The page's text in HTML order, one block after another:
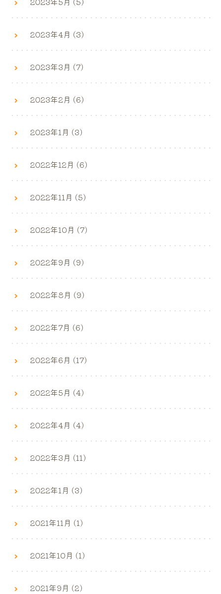
2023年4月 (3)
2023年3月 (7)
2023年2月 (6)
2023年1月 (3)
2022年12月 (6)
2022年11月 (5)
2022年10月 (7)
2022年9月 (9)
2022年8月 (9)
2022年7月 (6)
2022年6月 (17)
2022年5月 (4)
2022年4月 (4)
2022年3月 (11)
2022年1月 (3)
2021年11月 (1)
2021年10月 (1)
2021年9月 (2)